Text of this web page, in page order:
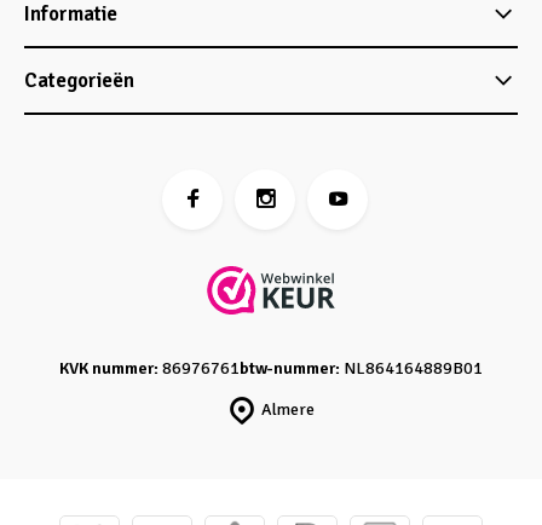
Informatie
Categorieën
Almere
KVK nummer: 86976761btw-nummer: NL864164889B01